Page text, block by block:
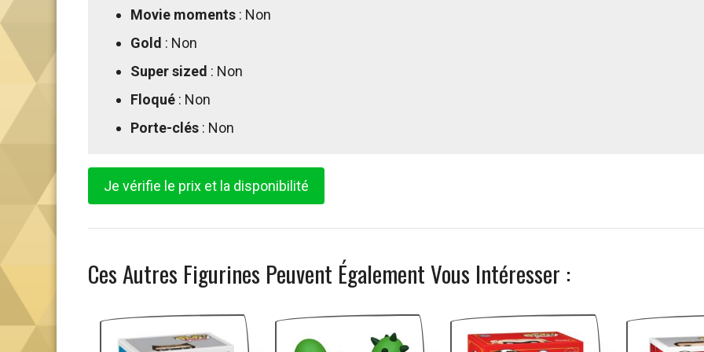
Movie moments : Non
Gold : Non
Super sized : Non
Floqué : Non
Porte-clés : Non
Je vérifie le prix et la disponibilité
Ces Autres Figurines Peuvent Également Vous Intéresser :